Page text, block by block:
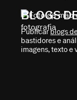
BLOGS
Publicarblogs
bastidores e
imagens, texto e